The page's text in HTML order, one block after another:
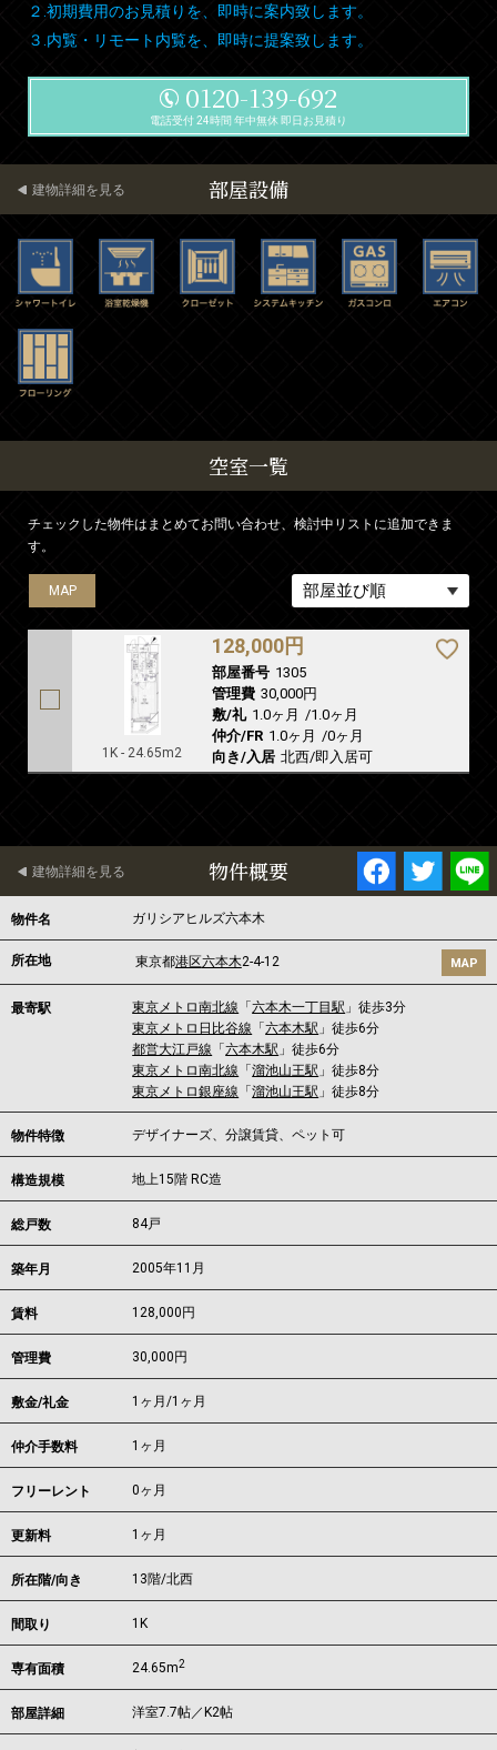
２.初期費用のお見積りを、即時に案内致します。
３.内覧・リモート内覧を、即時に提案致します。
0120-139-692
電話受付 24時間 年中無休 即日お見積り
部屋設備
建物詳細を見る
空室一覧
チェックした物件はまとめてお問い合わせ、検討中リストに追加できま
す。
MAP
1K - 24.65m2
128,000円
部屋番号 1305
管理費 30,000円
敷/礼 1.0ヶ月 /1.0ヶ月
仲介/FR 1.0ヶ月 /0ヶ月
向き/入居 北西/即入居可
物件概要
建物詳細を見る
物件名 ガリシアヒルズ六本木
所在地 東京都港区六本木2-4-12 MAP
最寄駅 東京メトロ南北線 「六本木一丁目駅 」徒歩3分
東京メトロ日比谷線 「六本木駅 」徒歩6分
都営大江戸線 「六本木駅 」徒歩6分
東京メトロ南北線 「溜池山王駅 」徒歩8分
東京メトロ銀座線 「溜池山王駅 」徒歩8分
物件特徴 デザイナーズ、分譲賃貸、ペット可
構造規模 地上15階 RC造
総戸数 84戸
築年月 2005年11月
賃料 128,000 円
管理費 30,000円
敷金/礼金 1ヶ月/1ヶ月
仲介手数料 1ヶ月
フリーレント 0ヶ月
更新料 1ヶ月
所在階/向き 13階/北西
間取り 1K
専有面積 24.65m2
部屋詳細 洋室7.7帖／K2帖